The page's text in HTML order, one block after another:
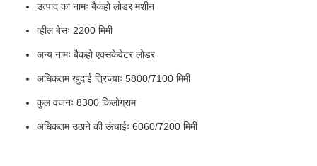
उत्पाद का नामः बैकहो लोडर मशीन
व्हील बेसः 2200 मिमी
अन्य नामः बैकहो एक्सकेवेटर लोडर
अधिकतम खुदाई त्रिज्याः 5800/7100 मिमी
कुल वजनः 8300 किलोग्राम
अधिकतम उठाने की ऊंचाईः 6060/7200 मिमी